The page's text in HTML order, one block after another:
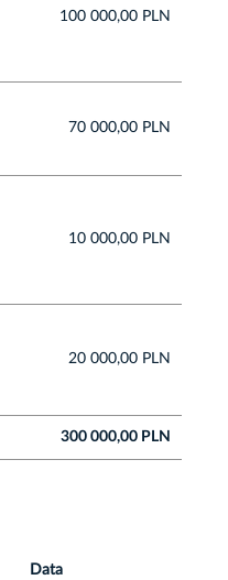
100 000,00 PLN
70 000,00 PLN
10 000,00 PLN
20 000,00 PLN
300 000,00 PLN
Data